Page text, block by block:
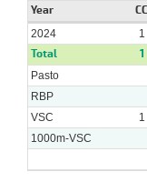
Year CC
2024 1
Total 1
Pasto
RBP
VSC
1
1000m-VSC